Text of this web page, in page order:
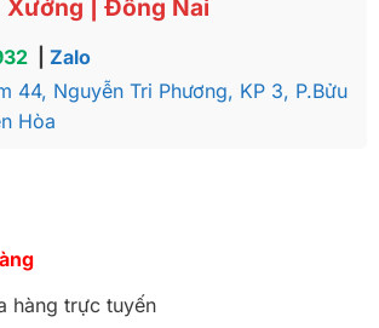
Xưởng | Đồng Nai
Zalo
44, Nguyễn Tri Phương, KP 3, P.Bửu
Hòa
hàng trực tuyến